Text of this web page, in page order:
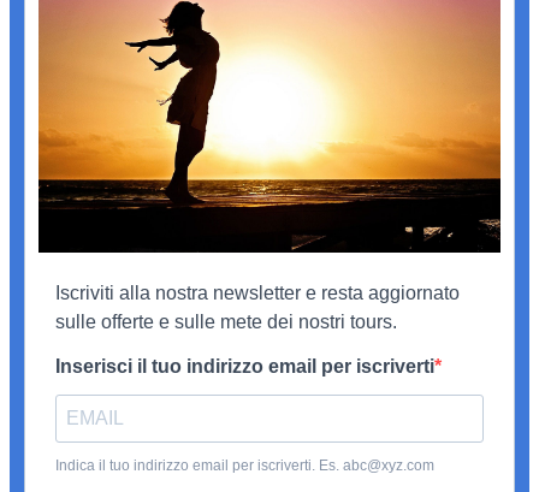
Iscriviti alla nostra newsletter e resta aggiornato
sulle offerte e sulle mete dei nostri tours.
Inserisci il tuo indirizzo email per iscriverti
Indica il tuo indirizzo email per iscriverti. Es. abc@xyz.com